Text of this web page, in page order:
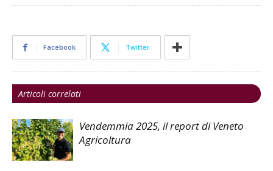
Facebook Twitter
Articoli correlati
Vendemmia 2025, il report di Veneto
Agricoltura